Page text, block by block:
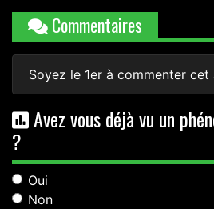
Commentaires
Soyez le 1er à commenter
Avez vous déjà vu un
?
Oui
Non